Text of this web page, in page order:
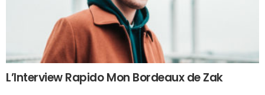
L’Interview Rapido Mon Bordeaux de Zak